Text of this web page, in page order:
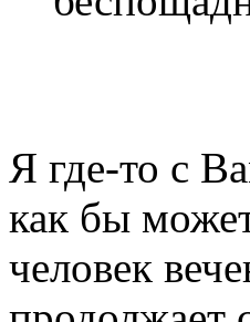
Я где-то с
как бы
человек